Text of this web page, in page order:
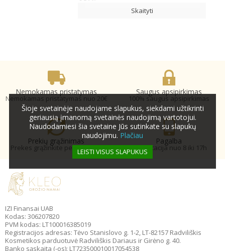
Skaityti
Nemokamas pristatymas
Nemokamas pristatymas nuo 20€
Saugus apsipirkimas
100% saugus apsipirkimas
Prekių grąžinimas
Prekes grąžinkite per 14 dienų
Pagalba
Konsultacija nuo 8 iki 17h
IZI Finansai UAB
Kodas: 306207820
PVM kodas: LT100016385019
Registracijos adresas: Tėvo Stanislovo g. 1-2, LT-82157 Radviliškis
Kosmetikos parduotuvė Radviliškis Dariaus ir Girėno g. 40.
Banko sąskaita (-os): LT723500010017054538
Šioje svetainėje naudojame slapukus, siekdami užtikrinti
geriausią įmanomą svetainės naudojimą vartotojui.
Naudodamiesi šia svetaine Jūs sutinkate su slapukų
naudojimu. Plačiau
LEISTI VISUS SLAPUKUS